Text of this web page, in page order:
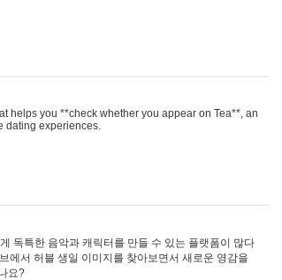
helps you **check whether you appear on Tea**, an
dating experiences.
독특한 음악과 캐릭터를 만들 수 있는 플랫폼이 많다
에서 허블 생일 이미지를 찾아보면서 새로운 영감을
요?